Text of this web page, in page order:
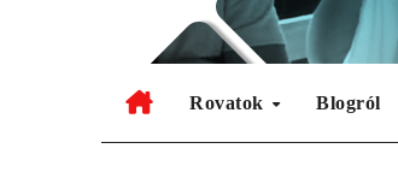
Rovatok Blogról